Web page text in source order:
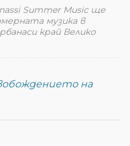
Summer Music ще
музика в
край Велико
на